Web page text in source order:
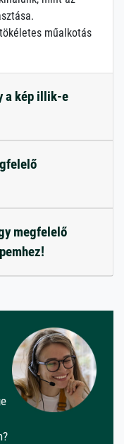
műalkotás
a kép illik-e
megfelelő